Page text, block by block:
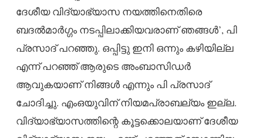
ദേശീയ വിദ്യാഭ്യാസ നയത്തിനെതിരെ
ബദല്‍മാര്‍ഗ്ഗം നടപ്പിലാക്കിയവരാണ് ഞങ്ങള്‍’, പി
പ്രസാദ് പറഞ്ഞു. ഒപ്പിട്ടു ഇനി ഒന്നും കഴിയില്ല
എന്ന് പറഞ്ഞ് ആരുടെ അംബാസിഡര്‍
ആവുകയാണ് നിങ്ങള്‍ എന്നും പി പ്രസാദ്
ചോദിച്ചു. എംഒയുവിന് നിയമപ്രാബല്യം ഇല്ല.
വിദ്യാഭ്യാസത്തിന്റെ കൂട്ടക്കൊലയാണ് ദേശീയ